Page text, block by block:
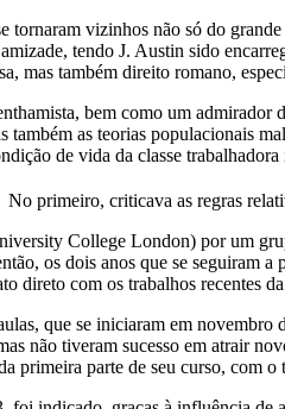
tornaram vizinhos não só do
tendo J. Austin sido
mas também direito romano,
bem como um
as teorias populacionais
de vida da classe trabalhadora
primeiro, criticava as regras
College London) por um
os dois anos que se seguiram a
direto com os trabalhos recentes
que se iniciaram em
não tiveram sucesso em atrair
primeira parte de seu curso, com o